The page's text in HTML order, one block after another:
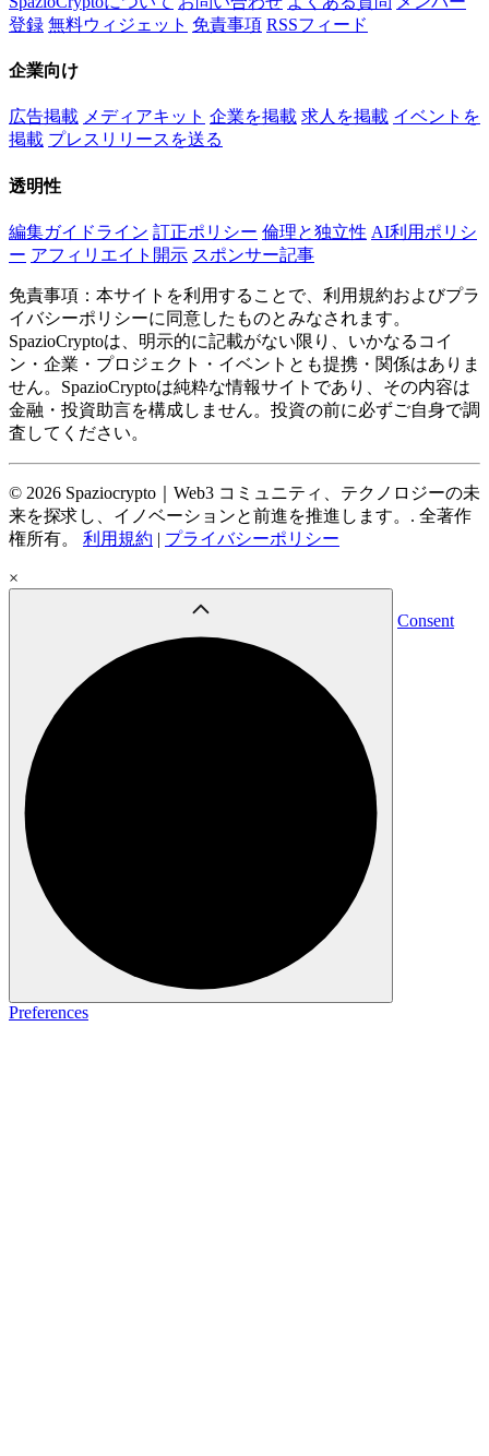
登録 無料ウィジェット 免責事項 RSSフィード
企業向け
広告掲載 メディアキット 企業を掲載 求人を掲載 イベントを
掲載 プレスリリースを送る
透明性
編集ガイドライン 訂正ポリシー 倫理と独立性 AI利用ポリシ
ー アフィリエイト開示 スポンサー記事
免責事項：本サイトを利用することで、利用規約およびプラ
イバシーポリシーに同意したものとみなされます。
SpazioCryptoは、明示的に記載がない限り、いかなるコイ
ン・企業・プロジェクト・イベントとも提携・関係はありま
せん。SpazioCryptoは純粋な情報サイトであり、その内容は
金融・投資助言を構成しません。投資の前に必ずご自身で調
査してください。
© 2026 Spaziocrypto｜Web3 コミュニティ、テクノロジーの未
来を探求し、イノベーションと前進を推進します。. 全著作
権所有。 利用規約 | プライバシーポリシー
×
Consent
Preferences